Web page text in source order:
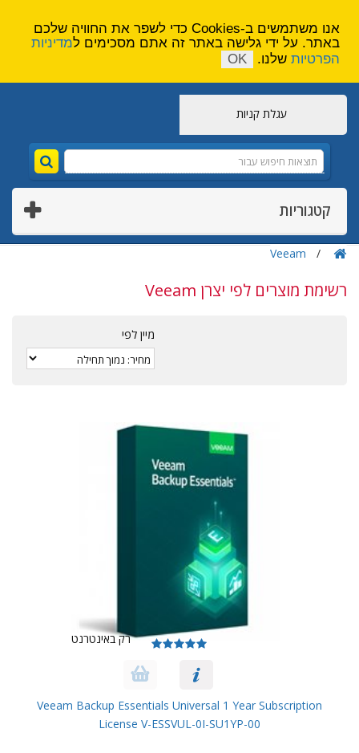
עגלת קניות
קטגוריות
Veeam
רשימת מוצרים לפי יצרן Veeam
מיין לפי
רק באינטרנט
Veeam Backup Essentials Universal 1 Year Subscription
License V-ESSVUL-0I-SU1YP-00
אנו משתמשים ב-Cookies כדי לשפר את החוויה שלכם
באתר. על ידי גלישה באתר זה אתם מסכימים למדיניות
הפרטיות שלנו. OK